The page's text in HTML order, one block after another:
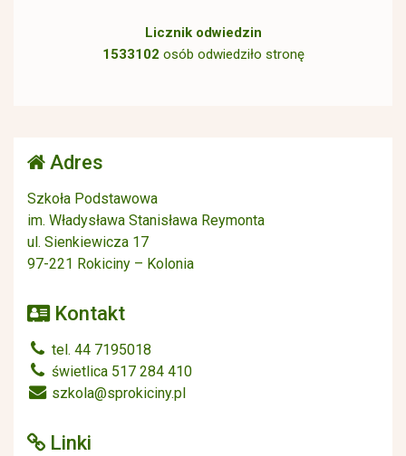
Licznik odwiedzin
1533102 osób odwiedziło stronę
Adres
Szkoła Podstawowa
im. Władysława Stanisława Reymonta
ul. Sienkiewicza 17
97-221 Rokiciny – Kolonia
Kontakt
tel. 44 7195018
świetlica 517 284 410
szkola@sprokiciny.pl
Linki